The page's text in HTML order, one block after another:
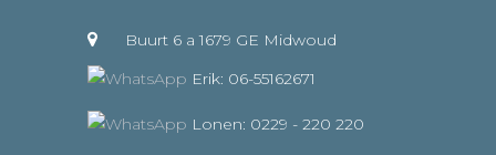
Buurt 6 a 1679 GE Midwoud
Erik: 06-55162671
Lonen: 0229 - 220 220